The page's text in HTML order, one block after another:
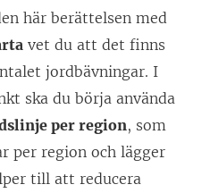
här berättelsen med
vet du att det finns
jordbävningar. I
ska du börja använda
per region, som
per region och lägger
till att reducera